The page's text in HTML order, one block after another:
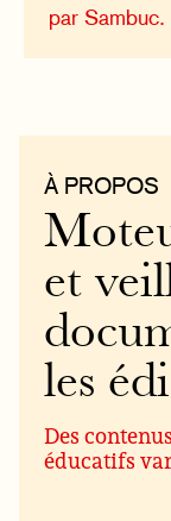
par Sambuc.
À PROPOS
et
les
Des
éducatifs